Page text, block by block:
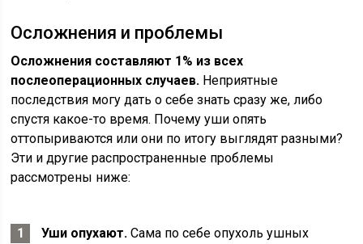
Осложнения и проблемы
Осложнения составляют 1% из всех
послеоперационных случаев. Неприятные
последствия могу дать о себе знать сразу же, либо
спустя какое-то время. Почему уши опять
оттопыриваются или они по итогу выглядят разными?
Эти и другие распространенные проблемы
рассмотрены ниже:
Уши опухают. Сама по себе опухоль ушных